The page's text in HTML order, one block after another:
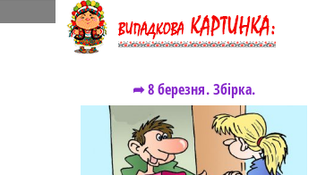
➦ 8 березня. Збірка.